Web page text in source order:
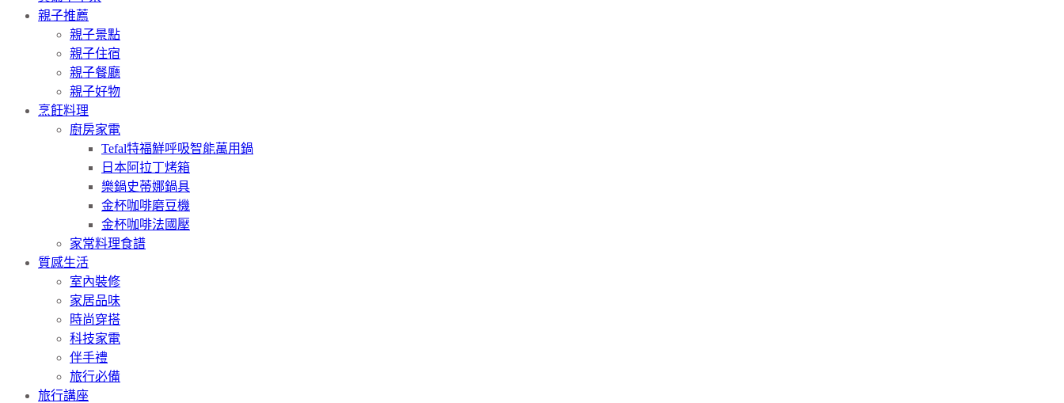
親子推薦
親子景點
親子住宿
親子餐廳
親子好物
烹飪料理
廚房家電
Tefal特福鮮呼吸智能萬用鍋
日本阿拉丁烤箱
樂鍋史蒂娜鍋具
金杯咖啡磨豆機
金杯咖啡法國壓
家常料理食譜
質感生活
室內裝修
家居品味
時尚穿搭
科技家電
伴手禮
旅行必備
旅行講座